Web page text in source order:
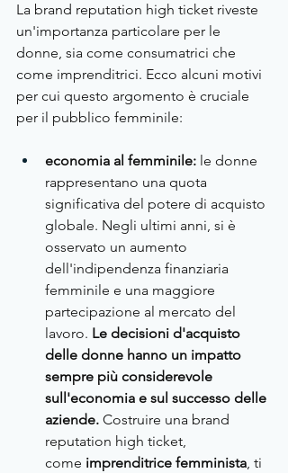
La brand reputation high ticket riveste
un'importanza particolare per le
donne, sia come consumatrici che
come imprenditrici. Ecco alcuni motivi
per cui questo argomento è cruciale
per il pubblico femminile:
economia al femminile: le donne
rappresentano una quota
significativa del potere di acquisto
globale. Negli ultimi anni, si è
osservato un aumento
dell'indipendenza finanziaria
femminile e una maggiore
partecipazione al mercato del
lavoro. Le decisioni d'acquisto
delle donne hanno un impatto
sempre più considerevole
sull'economia e sul successo delle
aziende. Costruire una brand
reputation high ticket,
come imprenditrice femminista, ti